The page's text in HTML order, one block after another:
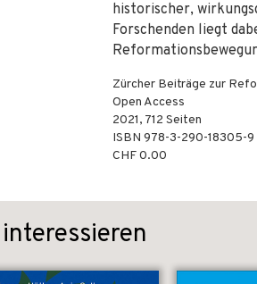
historischer,
Forschenden liegt
Zürcher Beiträge zur
Open Access
2021, 712 Seiten
ISBN 978-3-290-18305-9
CHF 0.00